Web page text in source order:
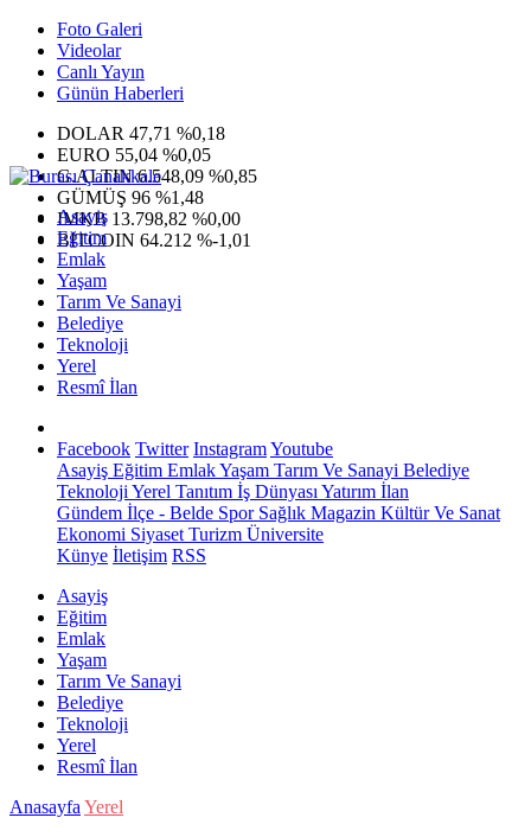
Foto Galeri
Videolar
Canlı Yayın
Günün Haberleri
DOLAR 47,71 %0,18
EURO 55,04 %0,05
G.ALTIN6.548,09 %0,85
GÜMÜŞ 96 %1,48
IMKB 13.798,82 %0,00
BITCOIN 64.212 %-1,01
Asayiş
Eğitim
Emlak
Yaşam
Tarım Ve Sanayi
Belediye
Teknoloji
Yerel
Resmî İlan
Facebook Twitter InstagramYoutube
Asayiş Eğitim EmlakYaşam Tarım Ve Sanayi Belediye
Teknoloji Yerel Tanıtım İş Dünyası Yatırım İlan
Gündem İlçe - Belde SporSağlık Magazin Kültür Ve Sanat
Ekonomi Siyaset Turizm Üniversite
Künye İletişim RSS
Asayiş
Eğitim
Emlak
Yaşam
Tarım Ve Sanayi
Belediye
Teknoloji
Yerel
Resmî İlan
Anasayfa Yerel